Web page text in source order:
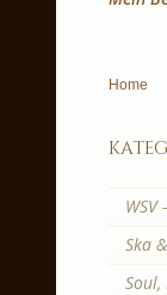
Home
Ska
Soul,